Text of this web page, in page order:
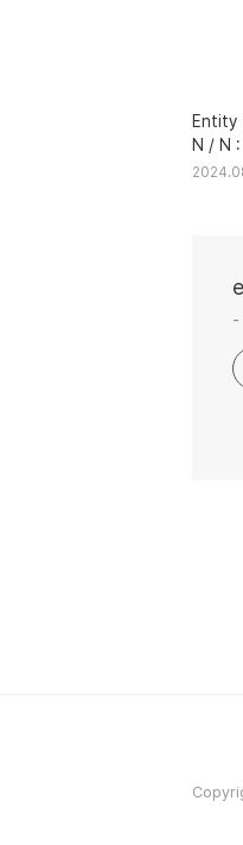
Entity
N / N
-